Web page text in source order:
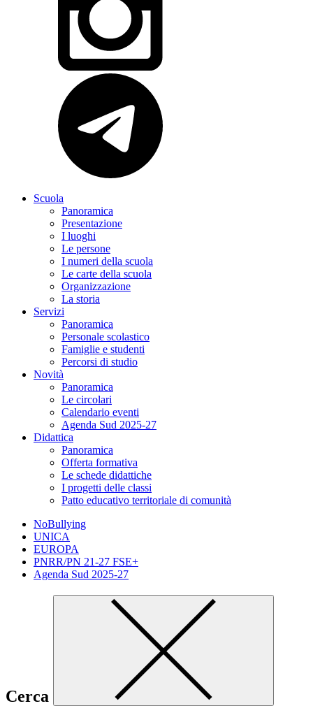
Scuola
Panoramica
Presentazione
I luoghi
Le persone
I numeri della scuola
Le carte della scuola
Organizzazione
La storia
Servizi
Panoramica
Personale scolastico
Famiglie e studenti
Percorsi di studio
Novità
Panoramica
Le circolari
Calendario eventi
Agenda Sud 2025-27
Didattica
Panoramica
Offerta formativa
Le schede didattiche
I progetti delle classi
Patto educativo territoriale di comunità
NoBullying
UNICA
EUROPA
PNRR/PN 21-27 FSE+
Agenda Sud 2025-27
Cerca